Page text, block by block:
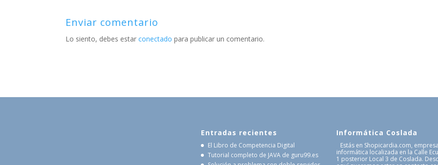
Enviar comentario
Lo siento, debes estarconectado para publicar un comentario.
Entradas recientes
El Libro de Competencia Digital
Tutorial completo de JAVA de guru99.es
Informática Coslada
Estás en Shopicardia.com,
informática localizada en la Calle
1 posterior Local 3 de Coslada.